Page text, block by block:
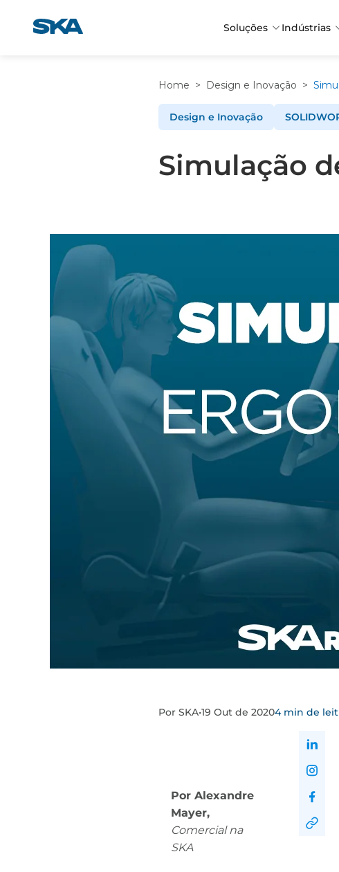
Soluções Indústrias
Home > Design e Inovação >
Design e Inovação
Simulação
Por SKA•19 Out de 20204 min de
Por Alexandre
Mayer,
Comercial na
SKA